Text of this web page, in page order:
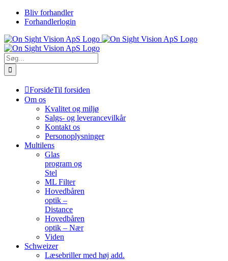
Skip
Bliv forhandler
Forhandlerlogin
Søg
efter:
ForsideTil forsiden
Om os
Kvalitet og miljø
Salgs- og leverancevilkår
Kontakt os
Personoplysninger
Multilens
Glas
program og
Stel
ML Filter
Hovedbåren
optik –
Distance
Hovedbåren
optik – Nær
Viden
Schweizer
Læsebriller med høj add.